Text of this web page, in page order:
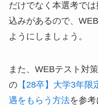
だけでなく本選考で
込みがあるので、
ようにしましょう。
また、WEBテスト対
の【28卒】大学3年限
遇をもらう方法を参